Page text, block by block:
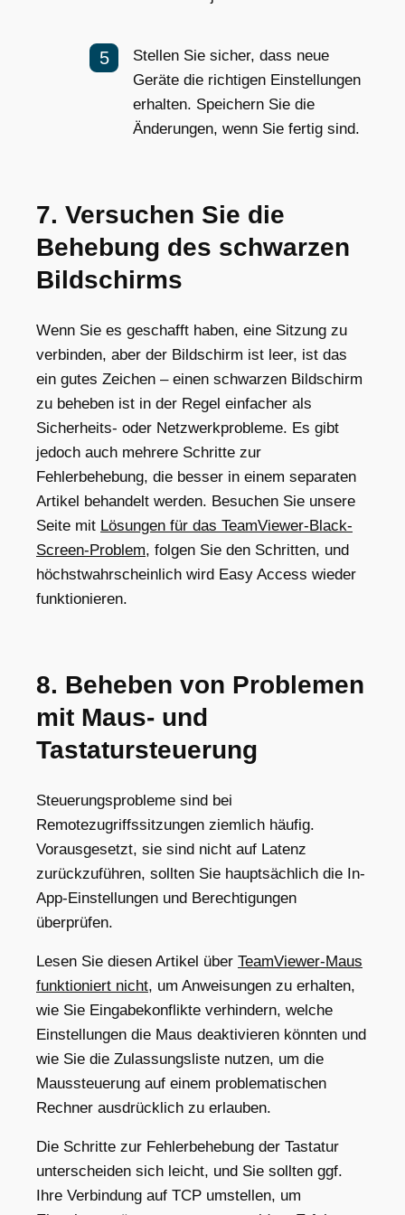
Stellen Sie sicher, dass neue
Geräte die richtigen Einstellungen
erhalten. Speichern Sie die
Änderungen, wenn Sie fertig sind.
7. Versuchen Sie die
Behebung des schwarzen
Bildschirms
Wenn Sie es geschafft haben, eine Sitzung zu
verbinden, aber der Bildschirm ist leer, ist das
ein gutes Zeichen – einen schwarzen Bildschirm
zu beheben ist in der Regel einfacher als
Sicherheits- oder Netzwerkprobleme. Es gibt
jedoch auch mehrere Schritte zur
Fehlerbehebung, die besser in einem separaten
Artikel behandelt werden. Besuchen Sie unsere
Seite mit Lösungen für das TeamViewer-Black-
Screen-Problem, folgen Sie den Schritten, und
höchstwahrscheinlich wird Easy Access wieder
funktionieren.
8. Beheben von Problemen
mit Maus- und
Tastatursteuerung
Steuerungsprobleme sind bei
Remotezugriffssitzungen ziemlich häufig.
Vorausgesetzt, sie sind nicht auf Latenz
zurückzuführen, sollten Sie hauptsächlich die In-
App-Einstellungen und Berechtigungen
überprüfen.
Lesen Sie diesen Artikel über TeamViewer-Maus
funktioniert nicht, um Anweisungen zu erhalten,
wie Sie Eingabekonflikte verhindern, welche
Einstellungen die Maus deaktivieren könnten und
wie Sie die Zulassungsliste nutzen, um die
Maussteuerung auf einem problematischen
Rechner ausdrücklich zu erlauben.
Die Schritte zur Fehlerbehebung der Tastatur
unterscheiden sich leicht, und Sie sollten ggf.
Ihre Verbindung auf TCP umstellen, um